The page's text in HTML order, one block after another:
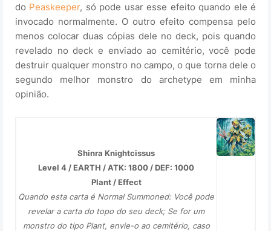
do Peaskeeper, só pode usar esse efeito quando ele é
invocado normalmente. O outro efeito compensa pelo
menos colocar duas cópias dele no deck, pois quando
revelado no deck e enviado ao cemitério, você pode
destruir qualquer monstro no campo, o que torna dele o
segundo melhor monstro do archetype em minha
opinião.
Shinra Knightcissus
Level 4 / EARTH / ATK: 1800 / DEF: 1000
Plant / Effect
Quando esta carta é Normal Summoned: Você pode
revelar a carta do topo do seu deck; Se for um
monstro do tipo Plant, envie-o ao cemitério, caso